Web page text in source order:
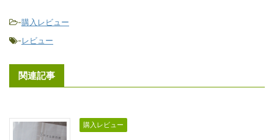
-購入レビュー
-レビュー
関連記事
購入レビュー